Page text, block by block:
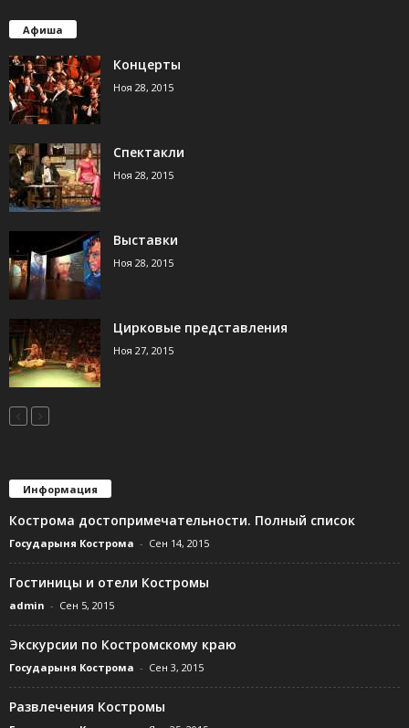
Афиша
Концерты
Ноя 28, 2015
Спектакли
Ноя 28, 2015
Выставки
Ноя 28, 2015
Цирковые представления
Ноя 27, 2015
Информация
Кострома достопримечательности. Полный список
Государыня Кострома - Сен 14, 2015
Гостиницы и отели Костромы
admin - Сен 5, 2015
Экскурсии по Костромскому краю
Государыня Кострома - Сен 3, 2015
Развлечения Костромы